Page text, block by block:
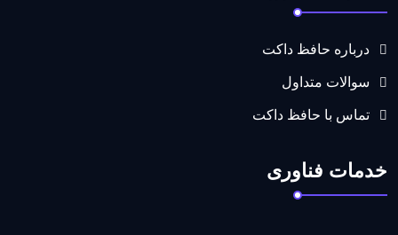
درباره حافظ داکت
سوالات متداول
تماس با حافظ داکت
خدمات فناوری